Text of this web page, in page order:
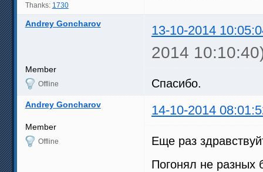
Thanks: 1730
Andrey Goncharov 13-10-2014
2014
Member
Offline Спасибо.
Andrey Goncharov 14-10-2014
Member
Offline
Еще раз
Погонял не разных